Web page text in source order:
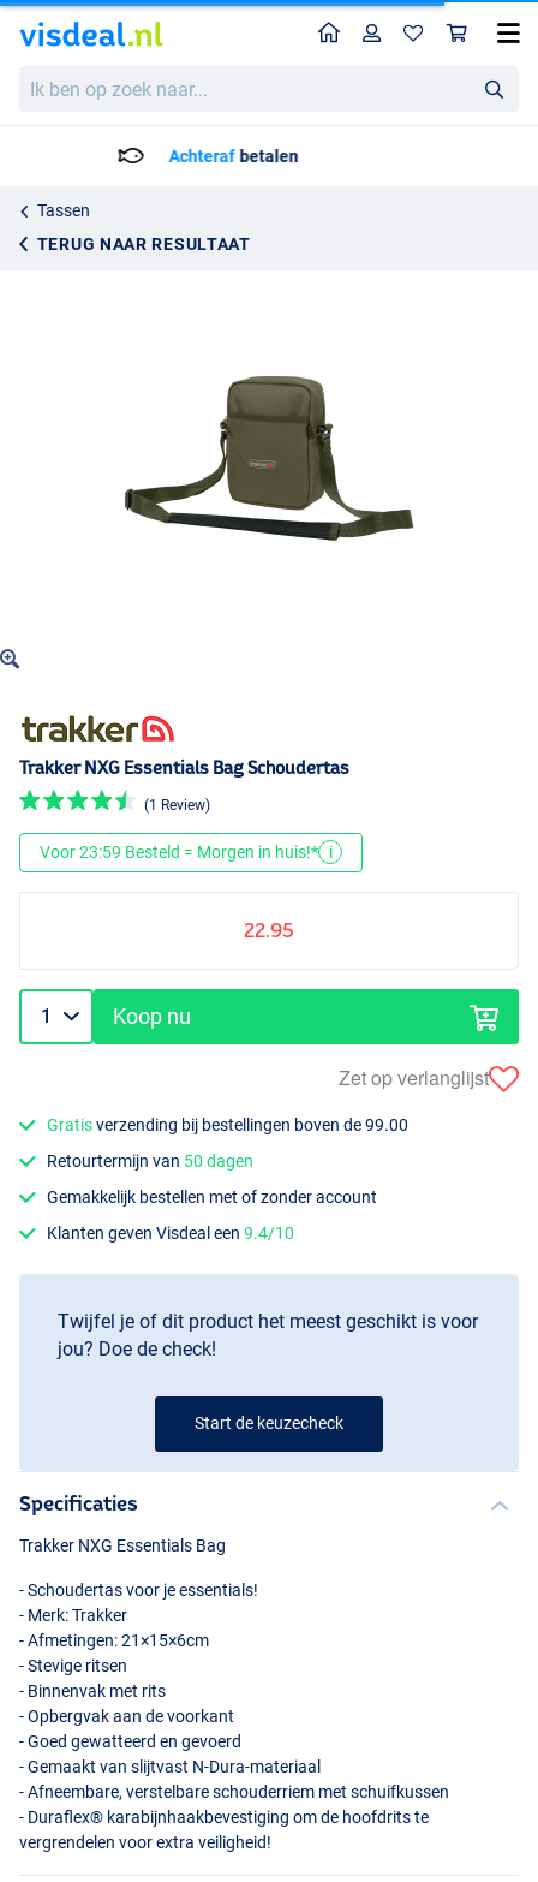
ben
HomeProfiel
Voor 23:59 Besteld = Morgen in huis!*
Tassen
TERUG NAAR RESULTAAT
Trakker NXG Essentials Bag Schoudertas
Trakker NXG Essentials Bag Schoudertas
(1 Review)
Voor 23:59 Besteld = Morgen in huis!* i
22.95
Koop nu
Zet op verlanglijst
Gratisverzending bij bestellingen boven de 99.00
Retourtermijn van 50 dagen
Gemakkelijk bestellen met of zonder account
Klanten geven Visdeal een9.4/10
Twijfel je of dit product het meest geschikt is voor
jou? Doe de check!
Start de keuzecheck
Specificaties
Trakker NXG Essentials Bag
- Schoudertas voor je essentials!
- Merk: Trakker
- Afmetingen: 21×15×6cm
- Stevige ritsen
- Binnenvak met rits
- Opbergvak aan de voorkant
- Goed gewatteerd en gevoerd
- Gemaakt van slijtvast N-Dura-materiaal
- Afneembare, verstelbare schouderriem met schuifkussen
- Duraflex® karabijnhaakbevestiging om de hoofdrits te
vergrendelen voor extra veiligheid!